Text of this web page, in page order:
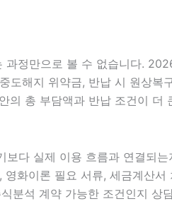
정만으로 볼 수 없습니다.
도해지 위약금, 반납 시 원상
의 총 부담액과 반납 조건이
다 실제 이용 흐름과 연결되
화이론 필요 서류, 세금계산
분석 계약 가능한 조건인지